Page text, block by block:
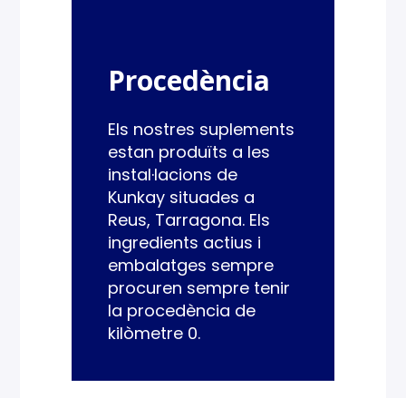
Procedència
Els nostres suplements
estan produïts a les
instal·lacions de
Kunkay situades a
Reus, Tarragona. Els
ingredients actius i
embalatges sempre
procuren sempre tenir
la procedència de
kilòmetre 0.